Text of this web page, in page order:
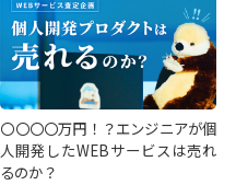
〇〇〇〇万円！？エンジニアが個
人開発したWEBサービスは売れ
るのか？